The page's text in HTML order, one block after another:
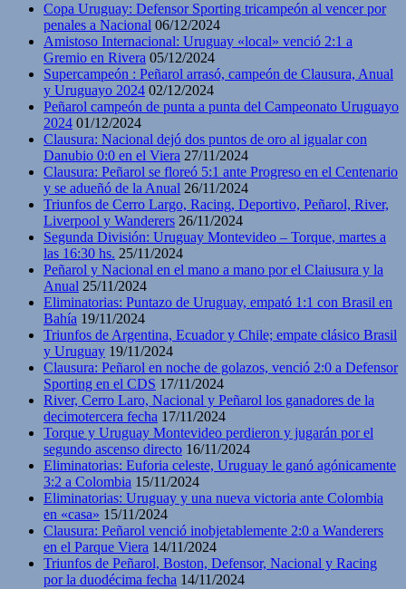
Copa Uruguay: Defensor Sporting tricampeón al vencer por
penales a Nacional 06/12/2024
Amistoso Internacional: Uruguay «local» venció 2:1 a
Gremio en Rivera 05/12/2024
Supercampeón : Peñarol arrasó, campeón de Clausura, Anual
y Uruguayo 2024 02/12/2024
Peñarol campeón de punta a punta del Campeonato Uruguayo
2024 01/12/2024
Clausura: Nacional dejó dos puntos de oro al igualar con
Danubio 0:0 en el Viera 27/11/2024
Clausura: Peñarol se floreó 5:1 ante Progreso en el Centenario
y se adueñó de la Anual 26/11/2024
Triunfos de Cerro Largo, Racing, Deportivo, Peñarol, River,
Liverpool y Wanderers 26/11/2024
Segunda División: Uruguay Montevideo – Torque, martes a
las 16:30 hs. 25/11/2024
Peñarol y Nacional en el mano a mano por el Claiusura y la
Anual 25/11/2024
Eliminatorias: Puntazo de Uruguay, empató 1:1 con Brasil en
Bahía 19/11/2024
Triunfos de Argentina, Ecuador y Chile; empate clásico Brasil
y Uruguay 19/11/2024
Clausura: Peñarol en noche de golazos, venció 2:0 a Defensor
Sporting en el CDS 17/11/2024
River, Cerro Laro, Nacional y Peñarol los ganadores de la
decimotercera fecha 17/11/2024
Torque y Uruguay Montevideo perdieron y jugarán por el
segundo ascenso directo 16/11/2024
Eliminatorias: Euforia celeste, Uruguay le ganó agónicamente
3:2 a Colombia 15/11/2024
Eliminatorias: Uruguay y una nueva victoria ante Colombia
en «casa» 15/11/2024
Clausura: Peñarol venció inobjetablemente 2:0 a Wanderers
en el Parque Viera 14/11/2024
Triunfos de Peñarol, Boston, Defensor, Nacional y Racing
por la duodécima fecha 14/11/2024